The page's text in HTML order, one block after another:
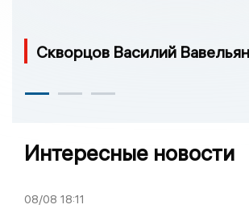
Скворцов Василий
Интересные новости
08/08 18:11